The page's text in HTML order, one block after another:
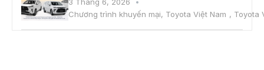
Chương trình khuyến mại, Toyota Việt Nam , Toyota